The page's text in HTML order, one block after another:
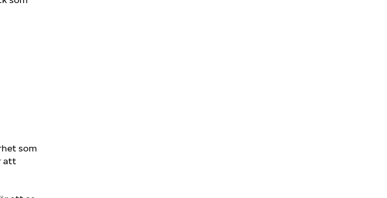
som
att